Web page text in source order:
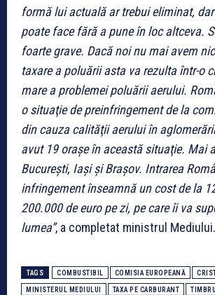
formă lui actuală ar trebui eliminat,
poate face fără a pune în loc altceva.
foarte grave. Dacă noi nu mai avem
taxare a poluării asta va rezulta într-o
mare a problemei poluării aerului.
o situaţie de preinfringement de la
din cauza calităţii aerului în
avut 19 oraşe în această situaţie. Mai
Bucureşti, Iaşi şi Braşov. Intrarea
infringement înseamnă un cost de la
200.000 de euro pe zi, pe care îi va
lumea”, a completat ministrul Mediului.
TAGS COMBUSTIBIL COMISIA EUROPEANĂ
MINISTERUL MEDIULUI TAXA PE CARBURANT